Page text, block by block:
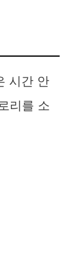
시간 안
리를 소